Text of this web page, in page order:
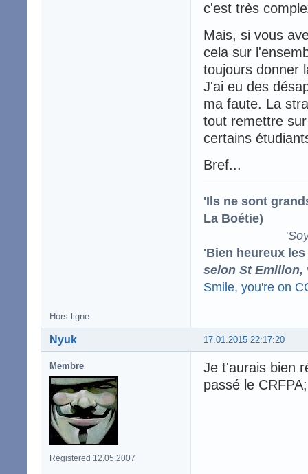
c'est très
Mais, si vous
cela sur
toujours donner
J'ai eu des
ma faute. La
tout remettre
certains
Bref...
'Ils ne sont
La Boétie)
'
'Bien heureux
selon St Emilion,
Smile, you're on
Hors ligne
17.01.2015 22:17:20
Nyuk
Membre
Registered 12.05.2007
Je t'aurais bien
passé le